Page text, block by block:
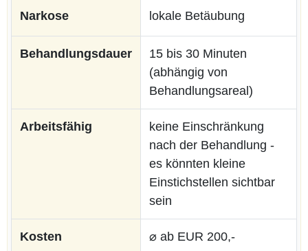
Narkose lokale Betäubung
Behandlungsdauer
15 bis 30 Minuten
(abhängig von
Behandlungsareal)
Arbeitsfähig
keine Einschränkung
nach der Behandlung -
es könnten kleine
Einstichstellen sichtbar
sein
Kosten ⌀ ab EUR 200,-